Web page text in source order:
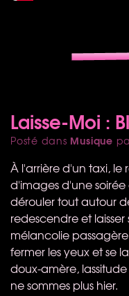
Laisse-Moi :
Posté dans Musique
À l'arrière d'un taxi,
d'images d'une soirée
dérouler tout autour
redescendre et
mélancolie
fermer les yeux et se
doux-amère,
ne sommes plus hier.